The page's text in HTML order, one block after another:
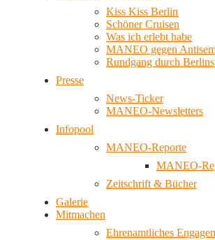
Kiss Kiss Berlin
Schöner Cruisen
Was ich erlebt habe
MANEO gegen
Rundgang durch
Presse
News-Ticker
MANEO-Newsletters
Infopool
MANEO-Reporte
MANEO-
Zeitschrift & Bücher
Galerie
Mitmachen
Ehrenamtliches